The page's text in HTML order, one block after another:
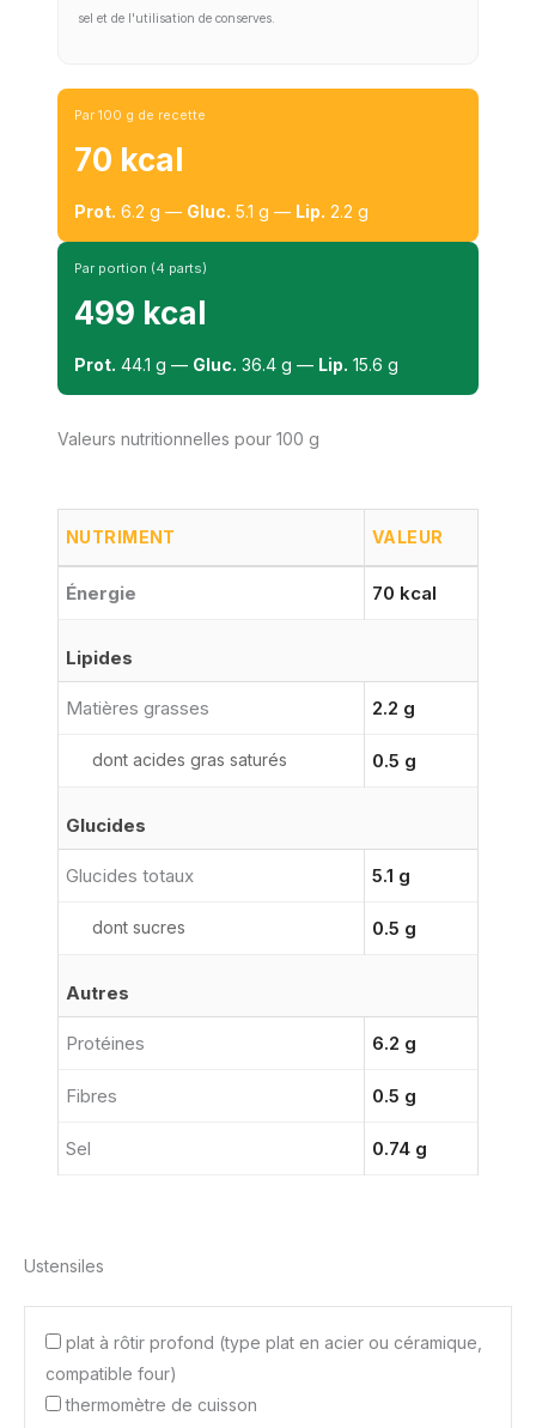
sel et de l'utilisation de conserves.
Par 100 g de recette
70 kcal
Prot. 6.2 g — Gluc. 5.1 g — Lip. 2.2 g
Par portion (4 parts)
499 kcal
Prot. 44.1 g — Gluc. 36.4 g — Lip. 15.6 g
Valeurs nutritionnelles pour 100 g
NUTRIMENT VALEUR
Énergie 70 kcal
Lipides
Matières grasses 2.2 g
dont acides gras saturés 0.5 g
Glucides
Glucides totaux 5.1 g
dont sucres 0.5 g
Autres
Protéines 6.2 g
Fibres 0.5 g
Sel 0.74 g
Ustensiles
plat à rôtir profond (type plat en acier ou céramique,
compatible four)
thermomètre de cuisson